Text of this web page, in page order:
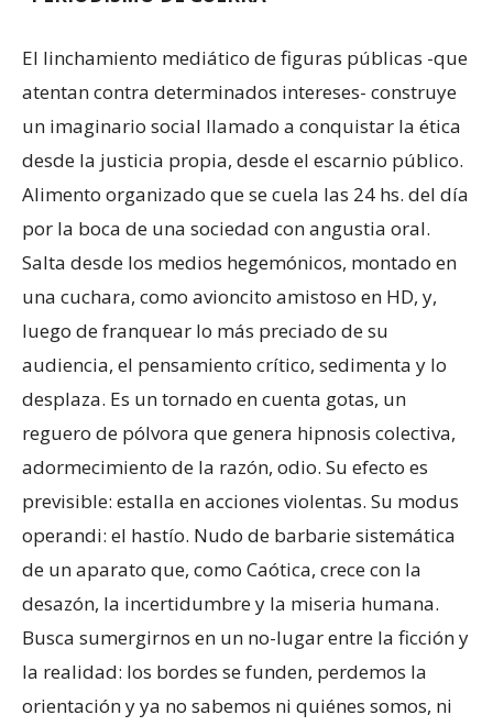
El linchamiento mediático de figuras públicas -que
atentan contra determinados intereses- construye
un imaginario social llamado a conquistar la ética
desde la justicia propia, desde el escarnio público.
Alimento organizado que se cuela las 24 hs. del día
por la boca de una sociedad con angustia oral.
Salta desde los medios hegemónicos, montado en
una cuchara, como avioncito amistoso en HD, y,
luego de franquear lo más preciado de su
audiencia, el pensamiento crítico, sedimenta y lo
desplaza. Es un tornado en cuenta gotas, un
reguero de pólvora que genera hipnosis colectiva,
adormecimiento de la razón, odio. Su efecto es
previsible: estalla en acciones violentas. Su modus
operandi: el hastío. Nudo de barbarie sistemática
de un aparato que, como Caótica, crece con la
desazón, la incertidumbre y la miseria humana.
Busca sumergirnos en un no-lugar entre la ficción y
la realidad: los bordes se funden, perdemos la
orientación y ya no sabemos ni quiénes somos, ni